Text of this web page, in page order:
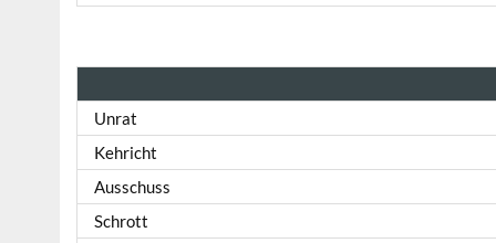
Unrat
Kehricht
Ausschuss
Schrott